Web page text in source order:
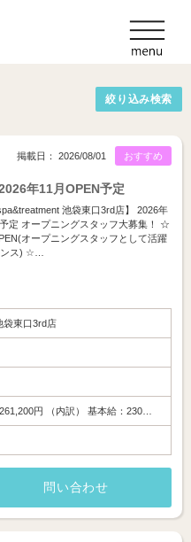
絞り込み検索
おすすめ
掲載日： 2026/08/01
年11月OPEN予定
池袋東口3rd店】 2026年
定 オープニングスタッフ大募集！ ☆
オープニングスタッフとして活躍
ス) ☆…
袋東口3rd店
円 （内訳） 基本給：230…
問い合わせ